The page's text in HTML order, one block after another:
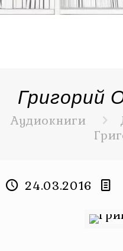
Григорий
Аудиокниги
24.03.2016